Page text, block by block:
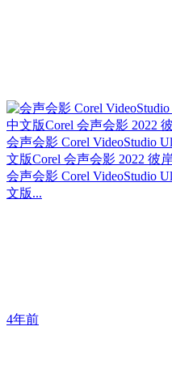
会声会影 Corel VideoStudio
文版Corel 会声会影 2022 彼
会声会影 Corel VideoStudio
文版...
4年前